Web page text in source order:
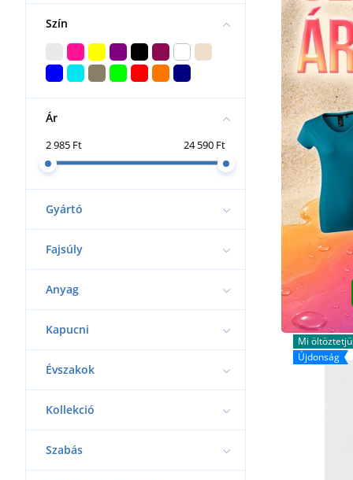
Szín
Ár
2 985 Ft 24 590 Ft
Gyártó
Fajsúly
Anyag
Kapucni
Évszakok
Kollekció
Szabás
Mi
Újdonság